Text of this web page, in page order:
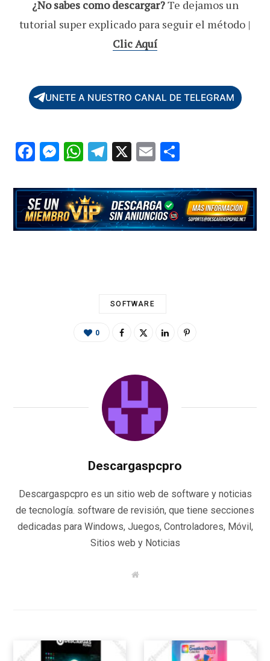
¿No sabes como descargar?Te dejamos un
tutorial super explicado para seguir el método |
Clic Aquí
UNETE A NUESTRO CANAL DE TELEGRAM
F
e
b
o
M
se
n
g
W
at
s
A
T
e
gr
a
X E
ai
l
m
p
ar
SOFTWARE
0
Descargaspcpro
Descargaspcpro es un sitio web de software y noticias
de tecnología. software de revisión, que tiene secciones
dedicadas para Windows, Juegos, Controladores, Móvil,
Sitios web y Noticias
W